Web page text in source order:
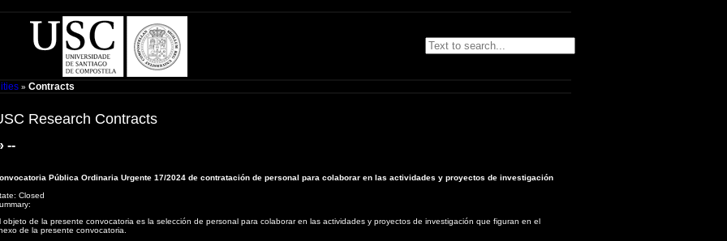
» Contracts
Research Contracts
--
Pública Ordinaria Urgente 17/2024 de contratación de personal para colaborar en las actividades y proyectos de investigación
Closed
objeto de la presente convocatoria es la selección de personal para colaborar en las actividades y proyectos de investigación que figuran en el
de la presente convocatoria.